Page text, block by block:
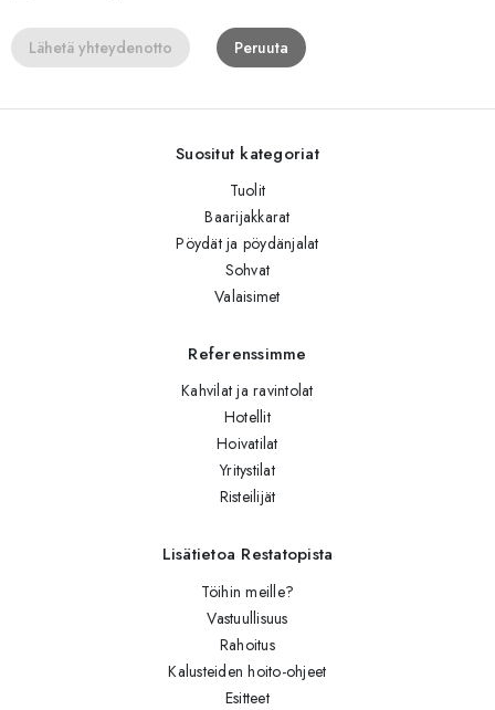
Lähetä yhteydenotto Peruuta
Suositut kategoriat
Tuolit
Baarijakkarat
Pöydät ja pöydänjalat
Sohvat
Valaisimet
Referenssimme
Kahvilat ja ravintolat
Hotellit
Hoivatilat
Yritystilat
Risteilijät
Lisätietoa Restatopista
Töihin meille?
Vastuullisuus
Rahoitus
Kalusteiden hoito-ohjeet
Esitteet